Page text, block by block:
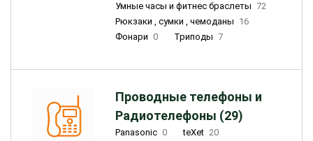
Умные часы и фитнес браслеты 72
Рюкзаки , сумки , чемоданы 16
Фонари 0 Триподы 7
Проводные телефоны и
Радиотелефоны (29)
Panasonic 0 teXet 20